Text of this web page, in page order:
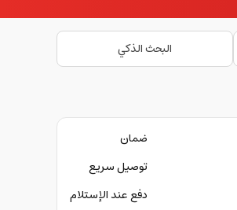
البحث الذكي
ضمان
توصيل سريع
دفع عند الإستلام